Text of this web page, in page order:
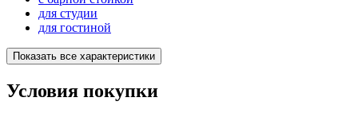
для студии
для гостиной
Показать все характеристики
Условия покупки